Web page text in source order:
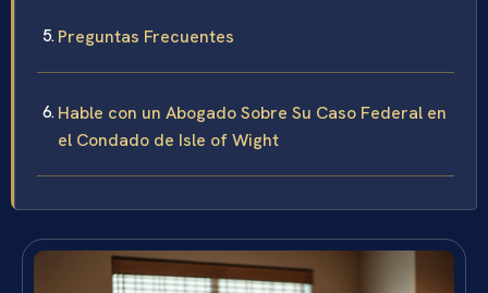
Preguntas Frecuentes
Hable con un Abogado Sobre Su Caso Federal en
el Condado de Isle of Wight